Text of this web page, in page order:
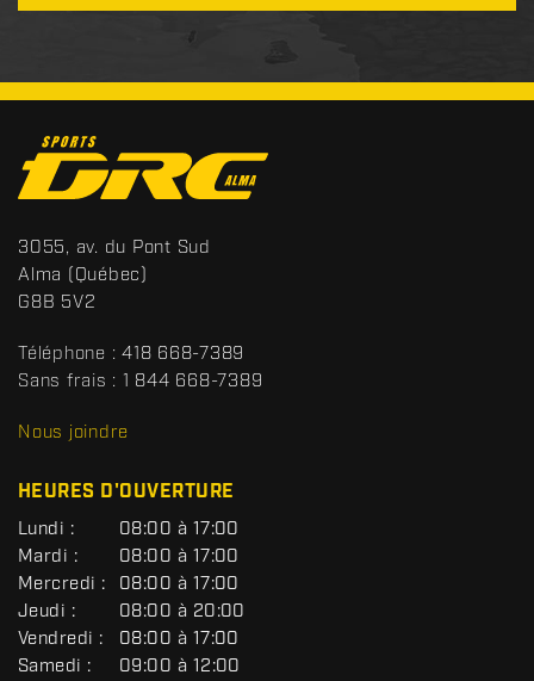
o
n
t
a
c
t
S
p
o
t
s
R
3055, av. du Pont Sud
Alma (Québec)
G8B 5V2
Téléphone : 418 668-7389
Sans frais : 1 844 668-7389
Nous joindre
HEURES D'OUVERTURE
G
É
N
É
R
A
L
Lundi :
08:00 à 17:00
Mardi :
08:00 à 17:00
Mercredi :
08:00 à 17:00
Jeudi :
08:00 à 20:00
Vendredi :
08:00 à 17:00
Samedi :
09:00 à 12:00